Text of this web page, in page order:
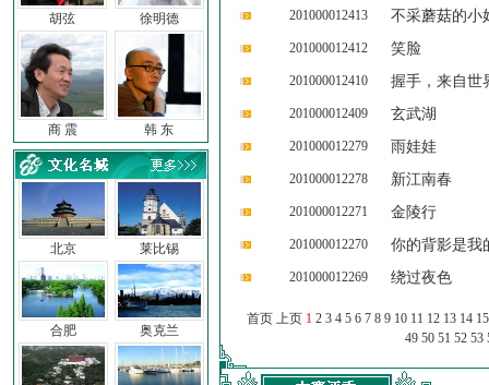
胡弦 徐明德
商 震 韩 东
北京
合肥
莱比锡
奥克兰
201000012413 不采蘑菇的小
201000012412 笑脸
201000012410 握手，来自世
201000012409 玄武湖
201000012279 雨娃娃
201000012278 新江南春
201000012271 金陵行
201000012270 你的背影是我
201000012269 绕过夜色
首页 上页 1 2 3 4 5 6 7 8 9 10 11 12 13 14 15
49 50 51 52 53